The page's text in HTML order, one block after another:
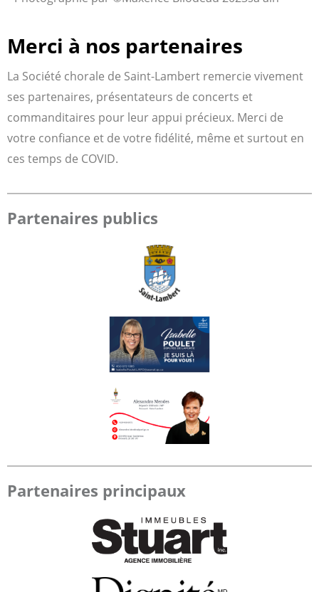
Merci à nos partenaires
La Société chorale de Saint-Lambert remercie vivement
ses partenaires, présentateurs de concerts et
commanditaires pour leur appui précieux. Merci de
votre confiance et de votre fidélité, même et surtout en
ces temps de COVID.
Partenaires publics
Partenaires principaux